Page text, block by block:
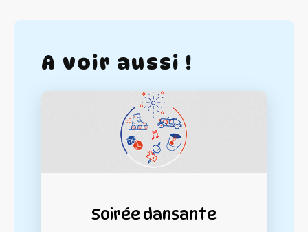
A voir aussi !
Soirée dansante